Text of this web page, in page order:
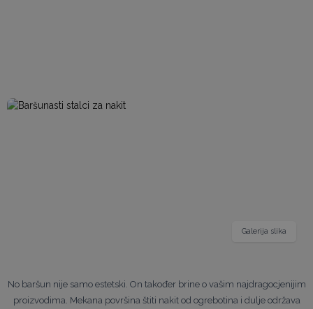
No baršun nije samo estetski. On također brine o vašim najdragocjenijim
proizvodima. Mekana površina štiti nakit od ogrebotina i dulje održava
Galerija slika